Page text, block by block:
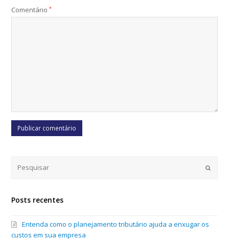
Comentário*
Submit
Posts recentes
Entenda como o planejamento tributário ajuda a enxugar os
custos em sua empresa